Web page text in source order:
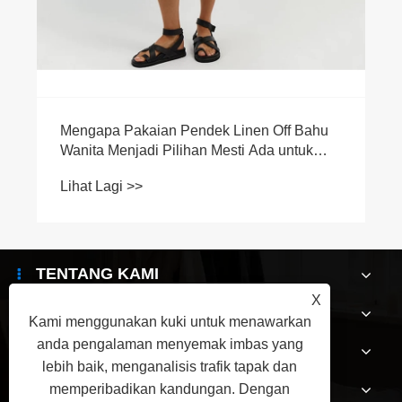
Mengapa Pakaian Pendek Linen Off Bahu
Wanita Menjadi Pilihan Mesti Ada untuk
Lihat Lagi >>
TENTANG KAMI
PRODUK
BERITA
HUBUNGI KAMI
X
Kami menggunakan kuki untuk menawarkan
anda pengalaman menyemak imbas yang
lebih baik, menganalisis trafik tapak dan
memperibadikan kandungan. Dengan